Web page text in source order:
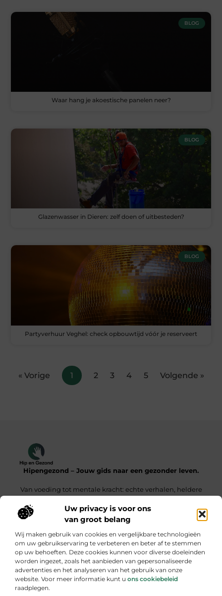
Uw privacy is voor ons
van groot belang
Wij maken gebruik van cookies en vergelijkbare technologieën
om uw gebruikservaring te verbeteren en beter af te stemmen
op uw behoeften. Deze cookies kunnen voor diverse doeleinden
worden ingezet, zoals het aanbieden van gepersonaliseerde
advertenties en het analyseren van het gebruik van onze
website. Voor meer informatie kunt u ons cookiebeleid
raadplegen.
BLOG
Waar hang je akoestische panelen neer?
BLOG
Glazenwasser in Dieren: zelf doen of uitbesteden?
BLOG
Partyverhuur Veghel: check opbouwtijd vóór je reserveert
« Vorige 1 2 3 4 5 Volgende »
Hipengezond – Jouw gids naar een gezonder leven.
Van voeding tot mentale kracht: echte verhalen, heldere
Onze informatie
Bericht categorie